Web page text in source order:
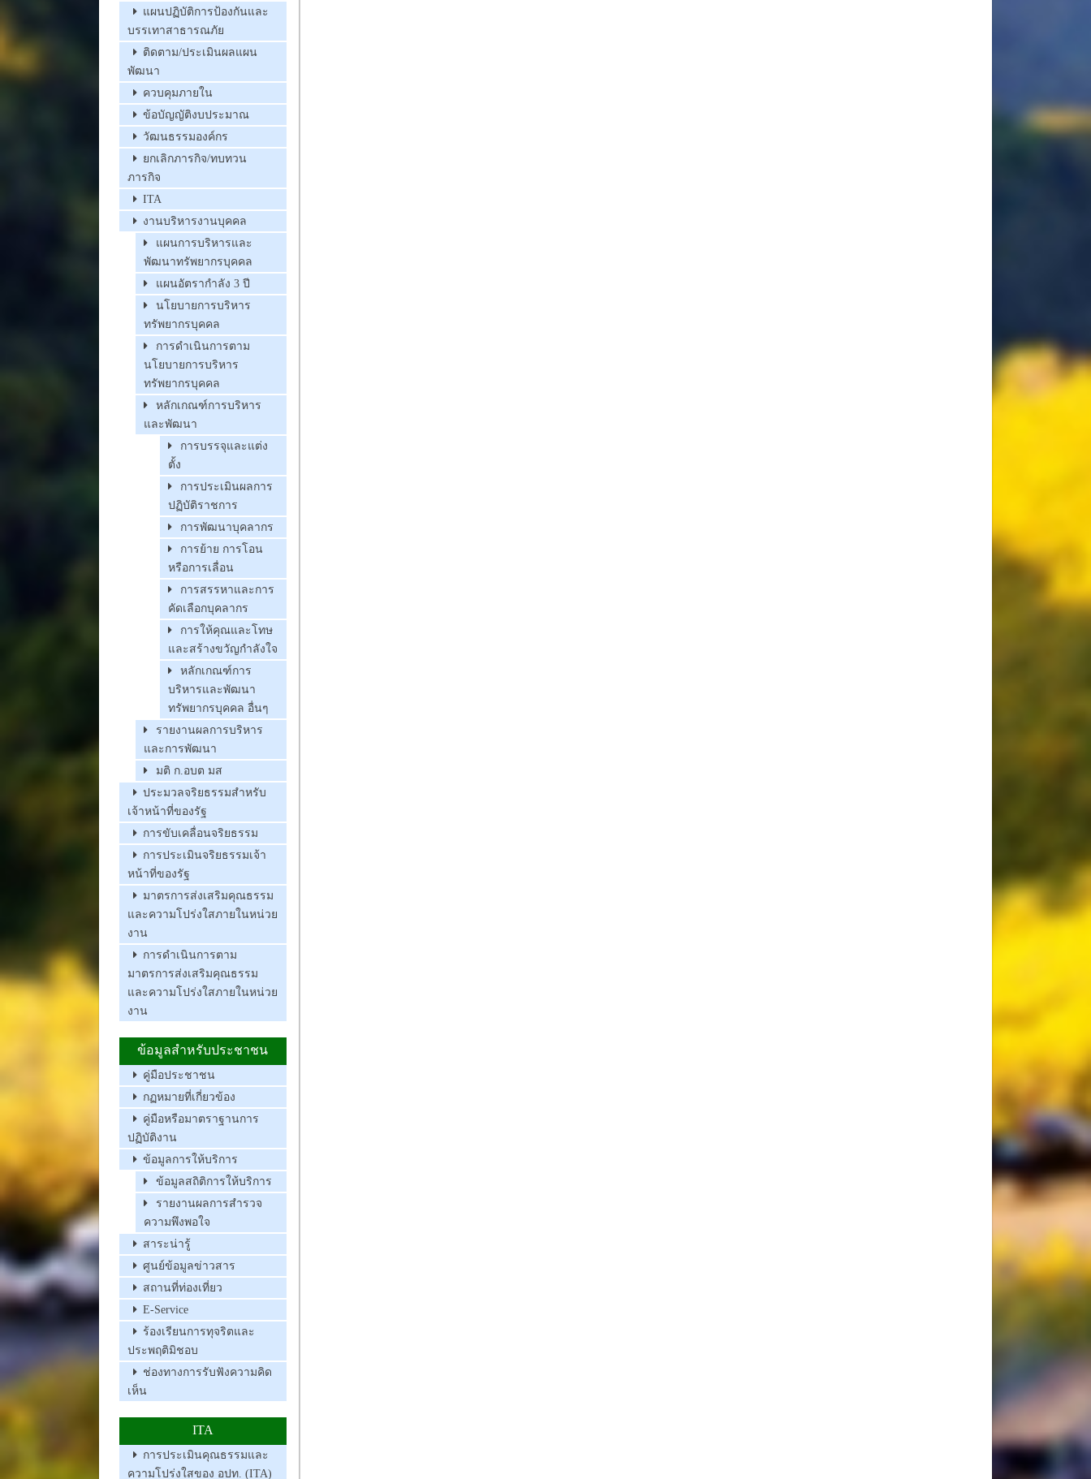
แผนปฏิบัติการป้องกันและ
บรรเทาสาธารณภัย
ติดตาม/ประเมินผลแผน
พัฒนา
ควบคุมภายใน
ข้อบัญญัติงบประมาณ
วัฒนธรรมองค์กร
ยกเลิกภารกิจ/ทบทวน
ภารกิจ
ITA
งานบริหารงานบุคคล
แผนการบริหารและ
พัฒนาทรัพยากรบุคคล
แผนอัตรากำลัง 3 ปี
นโยบายการบริหาร
ทรัพยากรบุคคล
การดำเนินการตาม
นโยบายการบริหาร
ทรัพยากรบุคคล
หลักเกณฑ์การบริหาร
และพัฒนา
การบรรจุและแต่ง
ตั้ง
การประเมินผลการ
ปฏิบัติราชการ
การพัฒนาบุคลากร
การย้าย การโอน
หรือการเลื่อน
การสรรหาและการ
คัดเลือกบุคลากร
การให้คุณและโทษ
และสร้างขวัญกำลังใจ
หลักเกณฑ์การ
บริหารและพัฒนา
ทรัพยากรบุคคล อื่นๆ
รายงานผลการบริหาร
และการพัฒนา
มติ ก.อบต มส
ประมวลจริยธรรมสำหรับ
เจ้าหน้าที่ของรัฐ
การขับเคลื่อนจริยธรรม
การประเมินจริยธรรมเจ้า
หน้าที่ของรัฐ
มาตรการส่งเสริมคุณธรรม
และความโปร่งใสภายในหน่วย
งาน
การดำเนินการตาม
มาตรการส่งเสริมคุณธรรม
และความโปร่งใสภายในหน่วย
งาน
ข้อมูลสำหรับประชาชน
คู่มือประชาชน
กฏหมายที่เกี่ยวข้อง
คู่มือหรือมาตราฐานการ
ปฏิบัติงาน
ข้อมูลการให้บริการ
ข้อมูลสถิติการให้บริการ
รายงานผลการสำรวจ
ความพึงพอใจ
สาระน่ารู้
ศูนย์ข้อมูลข่าวสาร
สถานที่ท่องเที่ยว
E-Service
ร้องเรียนการทุจริตและ
ประพฤติมิชอบ
ช่องทางการรับฟังความคิด
เห็น
ITA
การประเมินคุณธรรมและ
ความโปร่งใสของ อปท. (ITA)